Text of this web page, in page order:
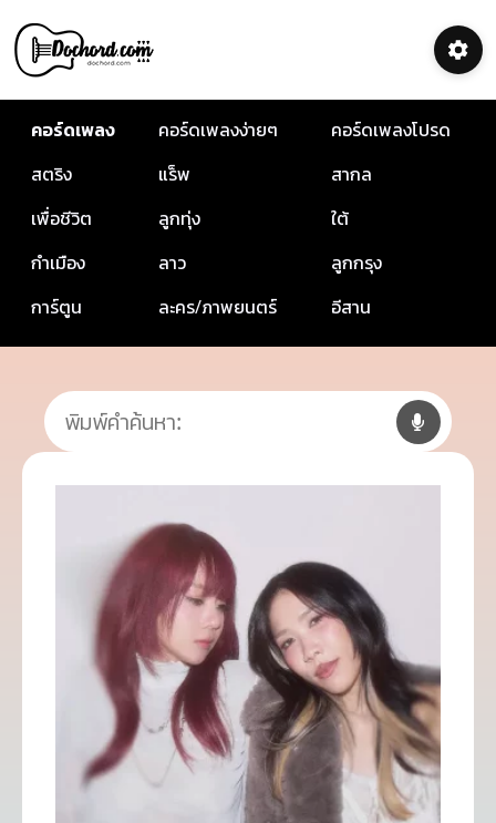
คอร์ดเพลง คอร์ดเพลงง่ายๆ
คอร์ดเพลงโปรด
สตริง
แร็พ
สากล
เพื่อชีวิต
ลูกทุ่ง
ใต้
กำเมือง
ลาว
ลูกกรุง
การ์ตูน
ละคร/ภาพยนตร์ อีสาน